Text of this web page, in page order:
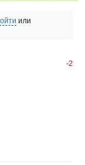
или
-2